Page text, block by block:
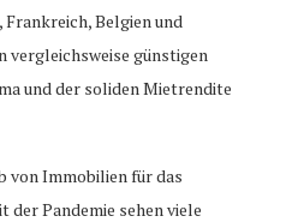
Belgien und
vergleichsweise günstigen
und der soliden Mietrendite
von Immobilien für das
der Pandemie sehen viele